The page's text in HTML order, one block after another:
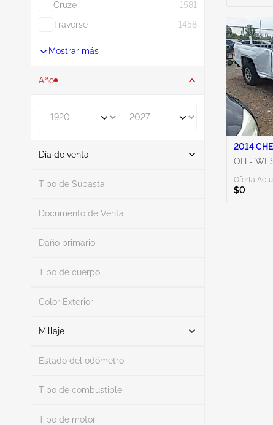
Cruze
1581
Traverse
1458
Mostrar más
Año
Día de venta
De
Tipo de Subasta
Documento de Venta
Daño primario
Tipo de cuerpo
Color Exterior
Millaje
Estado del odómetro
Tipo de combustible
Tipo de motor
2014
OH -
Oferta
$0